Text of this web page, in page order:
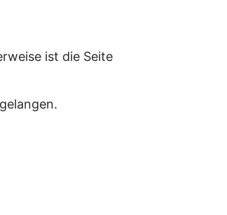
ist die Seite